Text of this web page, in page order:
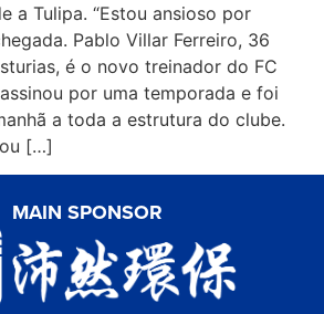
a Tulipa. “Estou ansioso por
Pablo Villar Ferreiro, 36
é o novo treinador do FC
por uma temporada e foi
a toda a estrutura do clube.
[…]
MAIN SPONSOR